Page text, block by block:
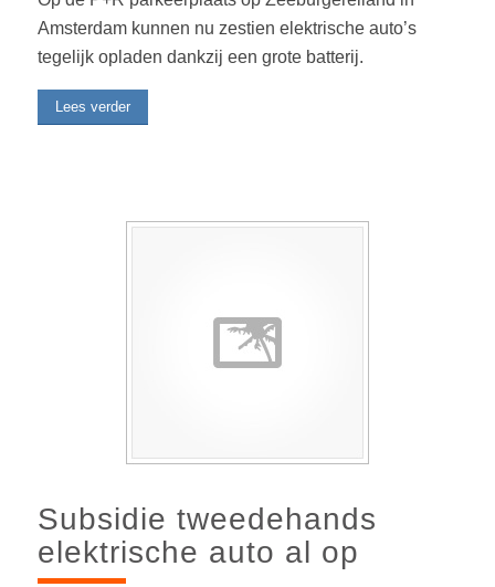
Amsterdam kunnen nu zestien elektrische auto’s
tegelijk opladen dankzij een grote batterij.
Lees verder
Subsidie tweedehands
elektrische auto al op